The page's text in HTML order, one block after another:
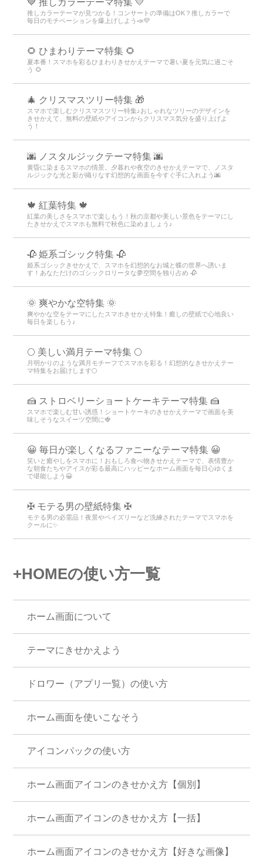
推しカラーテーマが見つかる！コンサートの準備はOK？推しカラーで
毎日のモチベーションを爆上げしよう📣💜
🌻 ひまわりテーマ特集 🌻
夏本番！スマホを彩るひまわりきせかえテーマで暑い夏を元気に過ごそ
う 🌻
🎄 クリスマスツリー特集 🎁
スマホで楽しむクリスマスツリー特集♪おしゃれなツリーのデザインを
きせかえて、無料の壁紙やアイコンからクリスマス気分を盛り上げよ
う！
🌆 ノスタルジックテーマ特集 🌆
黄昏に染まるスマホの情景。夕暮れや夜空のきせかえテーマで、ノスタ
ルジックな光と影が織りなす幻想的な画面を今すぐ手に入れよう🌆
🍁 紅葉特集 🍁
紅葉の美しさをスマホで楽しもう！秋の京都や美しい景色をテーマにし
たきせかえでスマホも無料で秋色に染めましょう♪
🥀 姫系ゴシック特集 🥀
姫系ゴシックきせかえで、スマホを幻想的なお城と蝶の世界へ誘いま
す！あなただけのゴシックロリータな夢空間を独り占め 🥀
🌞 爽やかな空特集 🌞
爽やかな空をテーマにしたスマホきせかえ特集！癒しの壁紙で心地良い
毎日を楽しもう♪
🌕 美しい満月テーマ特集 🌕
月明かりのような満月モチーフでスマホを彩る！幻想的なきせかえテー
マ特集をお届けします🌕
🍰 ストロベリーショートケーキテーマ特集 🍰
スマホで楽しむ甘い誘惑！ショートケーキのきせかえテーマで画面を美
味しそうなスイーツ空間に🍓
😀 毎日が楽しくなるファニーなテーマ特集 😀
笑いと癒やしをスマホに！おもしろ食べ物きせかえテーマで、表情豊か
な朝食たちやアイスが彩る最高にハッピーなホーム画面を毎日心ゆくま
で堪能しよう😀
✠ モテる男の壁紙特集 ✠
モテる男の必需品！夜景やペイズリーなど洗練されたテーマでスマホを
クールに✨
+HOMEの使い方一覧
ホーム画面について
テーマにきせかえよう
ドロワー（アプリ一覧）の使い方
ホーム画面を使いこなそう
アイコンパックの使い方
ホーム画面アイコンのきせかえ方【個別】
ホーム画面アイコンのきせかえ方【一括】
ホーム画面アイコンのきせかえ方【好きな画像】